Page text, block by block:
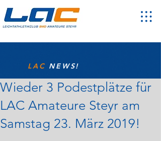
LAC NEWS!
Wieder 3 Podestplätze für
LAC Amateure Steyr am
Samstag 23. März 2019!